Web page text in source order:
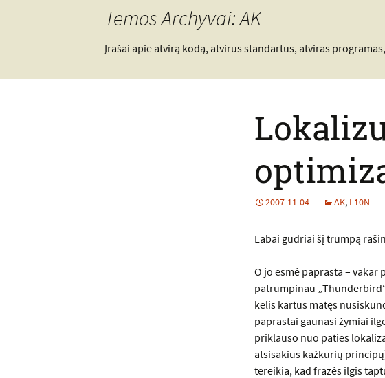
Temos Archyvai: AK
Įrašai apie atvirą kodą, atvirus standartus, atviras programas,
2007-11-04 AK, L10N
Labai gudriai šį trumpą
O jo esmė paprasta –
patrumpinau „Thunderbird
kelis kartus matęs
paprastai gaunasi žymiai
priklauso nuo paties
atsisakius kažkurių
tereikia, kad frazės ilgis